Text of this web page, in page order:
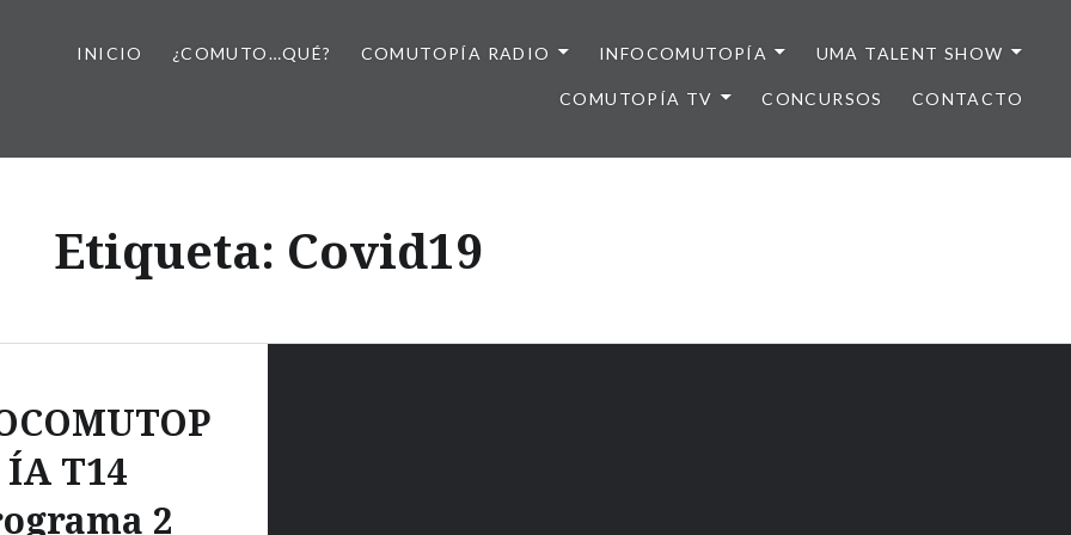
INICIO ¿COMUTO…QUÉ? COMUTOPÍA RADIO INFOCOMUTOPÍA UMA TALENT SHOW
COMUTOPÍA TV CONCURSOS CONTACTO
Etiqueta: Covid19
ÍA T14
2